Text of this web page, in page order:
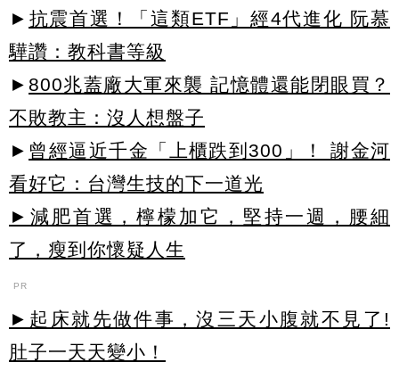
► 抗震首選！「這類ETF」經4代進化 阮慕
驊讚：教科書等級
► 800兆蓋廠大軍來襲 記憶體還能閉眼買？
不敗教主：沒人想盤子
► 曾經逼近千金「上櫃跌到300」！ 謝金河
看好它：台灣生技的下一道光
►減肥首選，檸檬加它，堅持一週，腰細
了，瘦到你懷疑人生
PR
►起床就先做件事，沒三天小腹就不見了!
肚子一天天變小！